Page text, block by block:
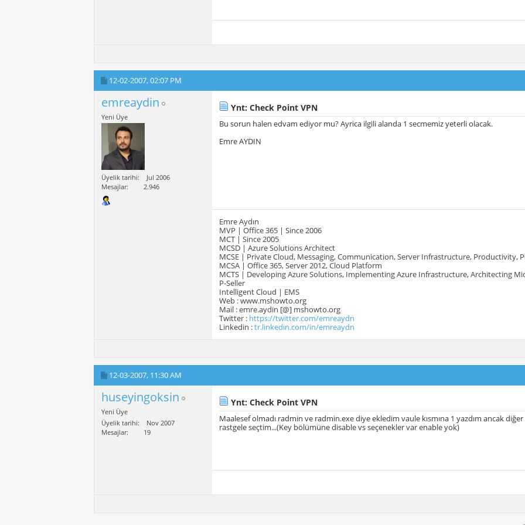
12-02-2007,02:07 PM
emreaydin
Yeni Üye
Üyelik tarihi
Jul 2006
Mesajlar
2.946
Ynt: Check Point VPN
Bu sorun halen edvam ediyor mu? Ayrica ilgili alanda 1 secmemiz yeterli olacak.
Emre AYDIN
Emre Aydın
MVP | Office 365 | Since 2006
MCT | Since 2005
MCSD | Azure Solutions Architect
MCSE | Private Cloud, Messaging, Communication, Server Infrastructure, Productivity,
MCSA | Office 365, Server 2012, Cloud Platform
MCTS | Developing Azure Solutions, Implementing Azure Infrastructure, Architecting
P-Seller
Intelligent Cloud | EMS
Web : www.mshowto.org
Mail : emre.aydin [@] mshowto.org
Twitter : https://twitter.com/emreaydn
Linkedin :tr.linkedin.com/in/emreaydn
12-03-2007, 11:30 AM
huseyingoksin
Yeni Üye
Üyelik tarihi
Nov 2007
Mesajlar
19
Ynt: Check Point VPN
Maalesef olmadı radmin ve radmin.exe diye ekledim vaule kısmına 1 yazdım ancak
rastgele seçtim...(Key bölümüne disable vs seçenekler var enable yok)